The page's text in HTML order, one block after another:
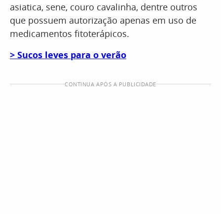
asiatica, sene, couro cavalinha, dentre outros
que possuem autorização apenas em uso de
medicamentos fitoterápicos.
> Sucos leves para o verão
CONTINUA APÓS A PUBLICIDADE